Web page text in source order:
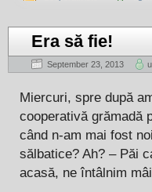
Era să fie!
September 23, 2013
Miercuri, spre după
cooperativă grămadă
când n-am mai fost
sălbatice? Ah? – Păi
acasă, ne întâlnim